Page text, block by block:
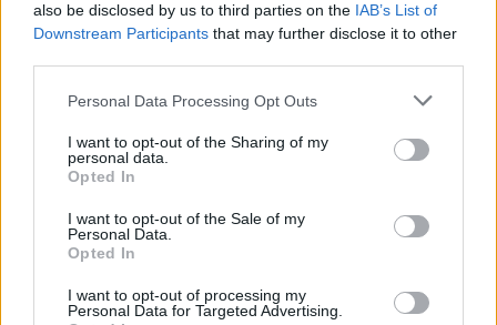
also be disclosed by us to third parties on the IAB’s List of
Downstream Participants that may further disclose it to other
Personal Data Processing Opt Outs
I want to opt-out of the Sharing of my
personal data.
Opted In
I want to opt-out of the Sale of my
Personal Data.
Opted In
I want to opt-out of processing my
Personal Data for Targeted Advertising.
Esim for Global
Esim for USA|Esim for Italy| Esim for Spain|Esim
for Turkey|Esim for Germany|Esim for Greece|